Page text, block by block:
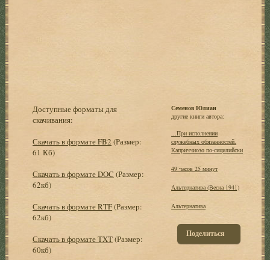
Доступные форматы для
скачивания:
Скачать в формате FB2 (Размер:
61 Кб)
Скачать в формате DOC (Размер:
62кб)
Скачать в формате RTF(Размер:
62кб)
Скачать в формате TXT(Размер:
60кб)
Семенов Юлиан
другие книги автора:
...При исполнении
служебных обязанностей.
Каприччиозо по-сицилийски
49 часов 25 минут
Альтеpнатива (Весна 1941)
Альтернатива
Поделиться